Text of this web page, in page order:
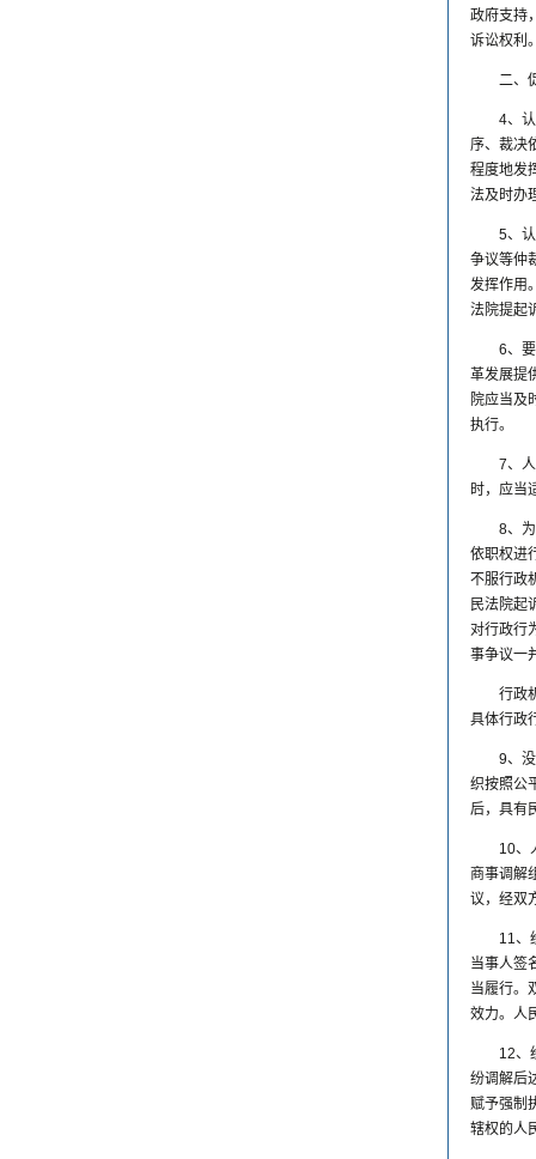
政府支持
诉讼权利
二、
4、
序、裁决
程度地发
法及时办
5、
争议等仲
发挥作用
法院提起
6、
革发展提
院应当及
执行。
7、
时，应当
8、
依职权进
不服行政
民法院起
对行政行
事争议一
行政
具体行政
9、
织按照公
后，具有
10、
商事调解
议，经双
11、
当事人签
当履行。
效力。人
12、
纷调解后
赋予强制
辖权的人